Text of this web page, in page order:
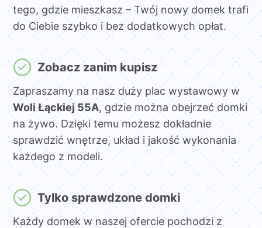
tego, gdzie mieszkasz – Twój nowy domek trafi
do Ciebie szybko i bez dodatkowych opłat.
Zobacz zanim kupisz
Zapraszamy na nasz duży plac wystawowy w
Woli Łąckiej 55A, gdzie można obejrzeć domki
na żywo. Dzięki temu możesz dokładnie
sprawdzić wnętrze, układ i jakość wykonania
każdego z modeli.
Tylko sprawdzone domki
Każdy domek w naszej ofercie pochodzi z